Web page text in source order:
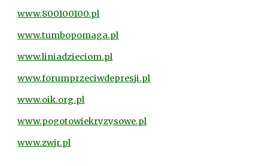
www.800100100.pl
www.tumbopomaga.pl
www.liniadzieciom.pl
www.forumprzeciwdepresji.pl
www.oik.org.pl
www.pogotowiekryzysowe.pl
www.zwjr.pl